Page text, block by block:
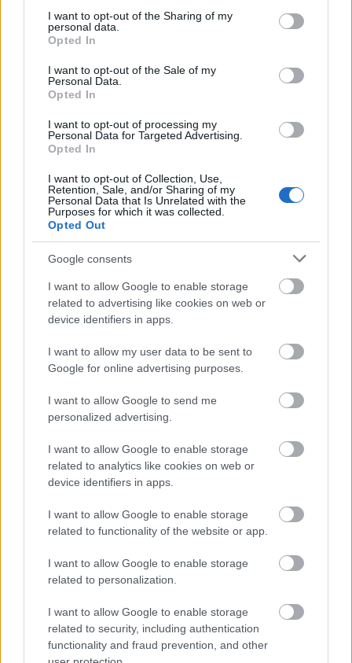
not limited to your visit or usage behaviour. You may click to
grant or deny consent to Google and its third-party tags to
use your data for below specified purposes in below Google
consent section.
I want to opt-out of the Sharing of my
personal data.
Opted In
I want to opt-out of the Sale of my
Personal Data.
Opted In
I want to opt-out of processing my
Personal Data for Targeted Advertising.
Opted In
I want to opt-out of Collection, Use,
Retention, Sale, and/or Sharing of my
Personal Data that Is Unrelated with the
Purposes for which it was collected.
Opted Out
Google consents
I want to allow Google to enable storage
related to advertising like cookies on web or
device identifiers in apps.
I want to allow my user data to be sent to
Google for online advertising purposes.
I want to allow Google to send me
personalized advertising.
I want to allow Google to enable storage
related to analytics like cookies on web or
device identifiers in apps.
I want to allow Google to enable storage
related to functionality of the website or app.
I want to allow Google to enable storage
related to personalization.
I want to allow Google to enable storage
related to security, including authentication
functionality and fraud prevention, and other
büszke vagyok a dothraki nép arakh-jára, mert itt
egy valóságban sosem létező, speciális fegyvert
egy kitalált fegyverről, aztán két hét alatt
kikalapálod: az ilyen pillanatokért érdemes igazán
Melyik a kedvenc nemesi házad?
Egyértelműen a Lannisterek, mert ők velejéig
gonoszok, bár Tyrion pont a különcsége miatt lett a
kedvencem. A Starkok meg azért szimpatikusak,
mert ez a jófiúk családja.
Kedvenc szereplő?
Sean Bean Ned Starkja, mint mindenkinek. Ő a
legszerethetőbb karakter, akit mindenki sajnál,
amikor meghal. Szerencsére előtte kardozott egy
keveset, úgyhogy nekem is volt egy kis közöm a
népszerűségéhez.
Hazavitted esetleg emlékbe a valyriai kardot,
amivel lefejezték?